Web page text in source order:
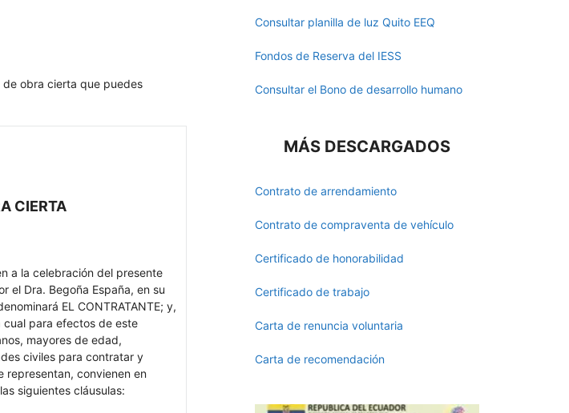
obra cierta que puedes
CIERTA
a la celebración del presente
el Dra. Begoña España, en su
EL CONTRATANTE; y,
cual para efectos de este
mayores de edad,
civiles para contratar y
representan, convienen en
siguientes cláusulas:
Consultar planilla de luz Quito EEQ
Fondos de Reserva del IESS
Consultar el Bono de desarrollo humano
MÁS DESCARGADOS
Contrato de arrendamiento
Contrato de compraventa de vehículo
Certificado de honorabilidad
Certificado de trabajo
Carta de renuncia voluntaria
Carta de recomendación